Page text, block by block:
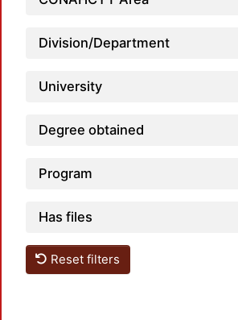
Division/Department
University
Degree obtained
Program
Has files
Reset filters